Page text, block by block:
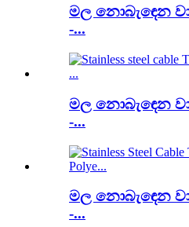
මල නොබැඳෙන
-...
මල නොබැඳෙන
-...
මල නොබැඳෙන
-...